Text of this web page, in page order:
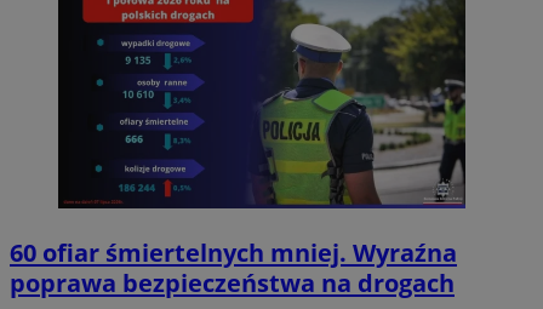
60 ofiar śmiertelnych mniej. Wyraźna
poprawa bezpieczeństwa na drogach